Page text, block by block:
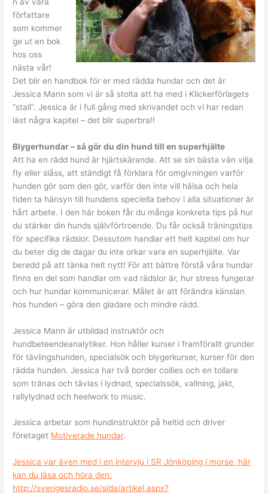
författare
som kommer
ge ut en bok
hos oss
nästa vår!
Det blir en handbok för er med rädda hundar och det är
Jessica Mann som vi är så stolta att ha med i Klickerförlagets
“stall”. Jessica är i full gång med skrivandet och vi har redan
läst några kapitel – det blir superbra!!
Blygerhundar – så gör du din hund till en superhjälte
Att ha en rädd hund är hjärtskärande. Att se sin bästa vän vilja
fly eller slåss, att ständigt få förklara för omgivningen varför
hunden gör som den gör, varför den inte vill hälsa och hela
tiden ta hänsyn till hundens speciella behov i alla situationer är
hårt arbete. I den här boken får du många konkreta tips på hur
du stärker din hunds självförtroende. Du får också träningstips
för specifika rädslor. Dessutom handlar ett helt kapitel om hur
du beter dig de dagar du inte orkar vara en superhjälte. Var
beredd på att tänka helt nytt! För att bättre förstå våra hundar
finns en del som handlar om vad rädslor är, hur stress fungerar
och hur hundar kommunicerar. Målet är att förändra känslan
hos hunden – göra den gladare och mindre rädd.
Jessica Mann är utbildad instruktör och
hundbeteendeanalytiker. Hon håller kurser i framförallt grunder
för tävlingshunden, specialsök och blygerkurser, kurser för den
rädda hunden. Jessica har två border collies och en tollare
som tränas och tävlas i lydnad, specialssök, vallning, jakt,
rallylydnad och heelwork to music.
Jessica arbetar som hundinstruktör på heltid och driver
företaget Motiverade hundar.
Jessica var även med i en intervju i SR Jönköping i morse, här
kan du läsa och höra den:
http://sverigesradio.se/sida/artikel.aspx?